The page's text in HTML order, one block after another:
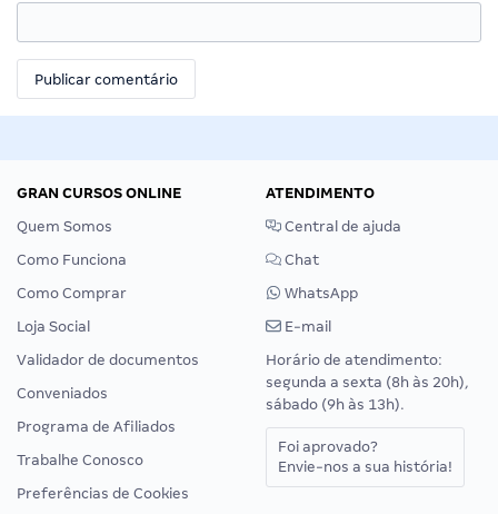
GRAN CURSOS ONLINE
Quem Somos
Como Funciona
Como Comprar
Loja Social
Validador de documentos
Conveniados
Programa de Afiliados
Trabalhe Conosco
Preferências de Cookies
ATENDIMENTO
Central de ajuda
Chat
WhatsApp
E-mail
Horário de atendimento:
segunda a sexta (8h às 20h),
sábado (9h às 13h).
Foi aprovado?
Envie-nos a sua história!